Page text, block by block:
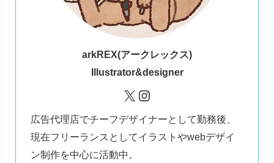
arkREX(アークレックス)
Illustrator&designer
X Instagram
広告代理店でチーフデザイナーとして勤務後、
現在フリーランスとしてイラストやwebデザイ
ン制作を中心に活動中。